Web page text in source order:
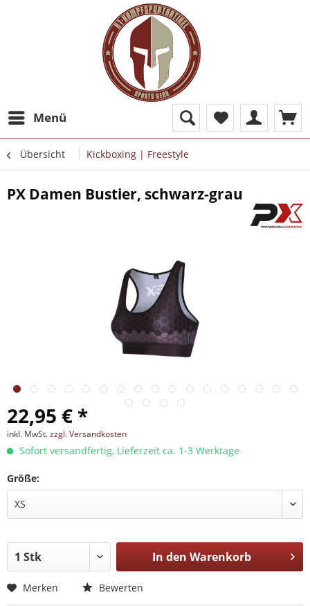
Menü
Übersicht Kickboxing | Freestyle
PX Damen Bustier, schwarz-grau
22,95 € *
inkl. MwSt.zzgl. Versandkosten
Sofort versandfertig, Lieferzeit ca. 1-3 Werktage
Größe:
In den Warenkorb
Merken Bewerten